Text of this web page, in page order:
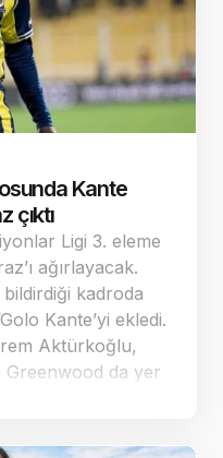
Kante
çıktı
Ligi 3. eleme
ağırlayacak.
bildirdiği kadroda
Kante’yi ekledi.
Aktürkoğlu,
da yer